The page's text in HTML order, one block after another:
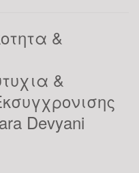
&
&
Devyani